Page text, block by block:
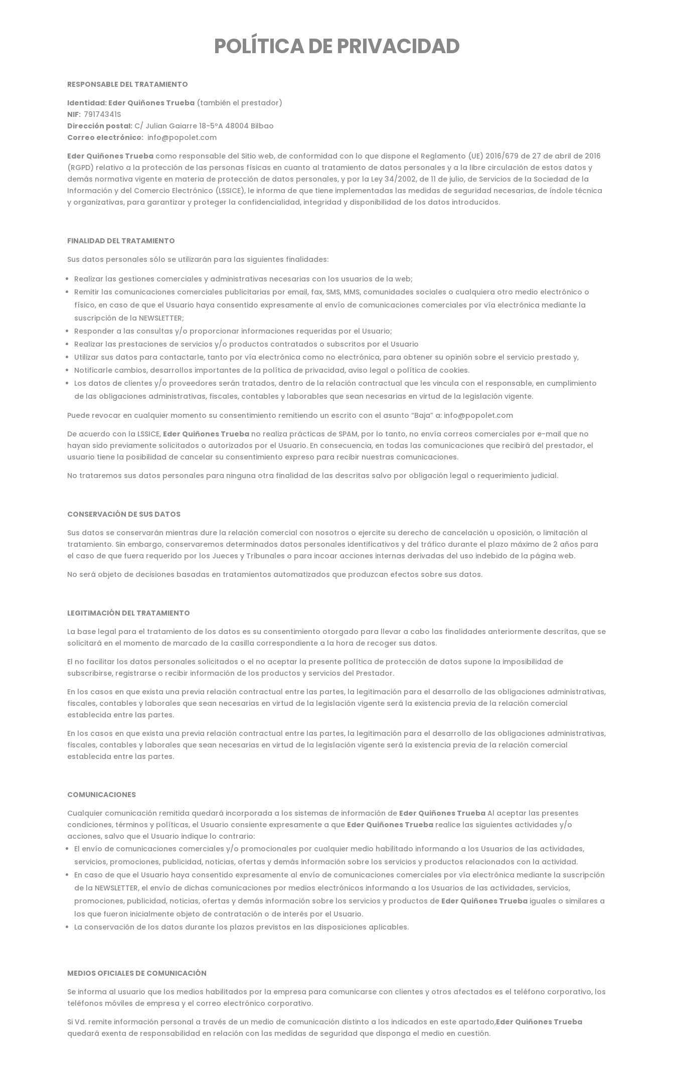
POLÍTICA DE PRIVACIDAD
RESPONSABLE DEL TRATAMIENTO
Identidad: Eder Quiñones Trueba (también el prestador)
NIF: 79174341S
Dirección postal: C/ Julian Gaiarre 18-5ºA 48004 Bilbao
Correo electrónico: info@popolet.com
Eder Quiñones Trueba como responsable del Sitio web, de conformidad con lo que dispone el Reglamento (UE) 2016/679 de 27 de abril de 2016
(RGPD) relativo a la protección de las personas físicas en cuanto al tratamiento de datos personales y a la libre circulación de estos datos y
demás normativa vigente en materia de protección de datos personales, y por la Ley 34/2002, de 11 de julio, de Servicios de la Sociedad de la
Información y del Comercio Electrónico (LSSICE), le informa de que tiene implementadas las medidas de seguridad necesarias, de índole técnica
y organizativas, para garantizar y proteger la confidencialidad, integridad y disponibilidad de los datos introducidos.
FINALIDAD DEL TRATAMIENTO
Sus datos personales sólo se utilizarán para las siguientes finalidades:
Realizar las gestiones comerciales y administrativas necesarias con los usuarios de la web;
Remitir las comunicaciones comerciales publicitarias por email, fax, SMS, MMS, comunidades sociales o cualquiera otro medio electrónico o
físico, en caso de que el Usuario haya consentido expresamente al envío de comunicaciones comerciales por vía electrónica mediante la
suscripción de la NEWSLETTER;
Responder a las consultas y/o proporcionar informaciones requeridas por el Usuario;
Realizar las prestaciones de servicios y/o productos contratados o subscritos por el Usuario
Utilizar sus datos para contactarle, tanto por vía electrónica como no electrónica, para obtener su opinión sobre el servicio prestado y,
Notificarle cambios, desarrollos importantes de la política de privacidad, aviso legal o política de cookies.
Los datos de clientes y/o proveedores serán tratados, dentro de la relación contractual que les vincula con el responsable, en cumplimiento
de las obligaciones administrativas, fiscales, contables y laborables que sean necesarias en virtud de la legislación vigente.
Puede revocar en cualquier momento su consentimiento remitiendo un escrito con el asunto “Baja” a: info@popolet.com
De acuerdo con la LSSICE, Eder Quiñones Trueba no realiza prácticas de SPAM, por lo tanto, no envía correos comerciales por e-mail que no
hayan sido previamente solicitados o autorizados por el Usuario. En consecuencia, en todas las comunicaciones que recibirá del prestador, el
usuario tiene la posibilidad de cancelar su consentimiento expreso para recibir nuestras comunicaciones.
No trataremos sus datos personales para ninguna otra finalidad de las descritas salvo por obligación legal o requerimiento judicial.
CONSERVACIÓN DE SUS DATOS
Sus datos se conservarán mientras dure la relación comercial con nosotros o ejercite su derecho de cancelación u oposición, o limitación al
tratamiento. Sin embargo, conservaremos determinados datos personales identificativos y del tráfico durante el plazo máximo de 2 años para
el caso de que fuera requerido por los Jueces y Tribunales o para incoar acciones internas derivadas del uso indebido de la página web.
No será objeto de decisiones basadas en tratamientos automatizados que produzcan efectos sobre sus datos.
LEGITIMACIÓN DEL TRATAMIENTO
La base legal para el tratamiento de los datos es su consentimiento otorgado para llevar a cabo las finalidades anteriormente descritas, que se
solicitará en el momento de marcado de la casilla correspondiente a la hora de recoger sus datos.
El no facilitar los datos personales solicitados o el no aceptar la presente política de protección de datos supone la imposibilidad de
subscribirse, registrarse o recibir información de los productos y servicios del Prestador.
En los casos en que exista una previa relación contractual entre las partes, la legitimación para el desarrollo de las obligaciones administrativas,
fiscales, contables y laborales que sean necesarias en virtud de la legislación vigente será la existencia previa de la relación comercial
establecida entre las partes.
En los casos en que exista una previa relación contractual entre las partes, la legitimación para el desarrollo de las obligaciones administrativas,
fiscales, contables y laborales que sean necesarias en virtud de la legislación vigente será la existencia previa de la relación comercial
establecida entre las partes.
COMUNICACIONES
Cualquier comunicación remitida quedará incorporada a los sistemas de información de Eder Quiñones Trueba Al aceptar las presentes
condiciones, términos y políticas, el Usuario consiente expresamente a que Eder Quiñones Trueba realice las siguientes actividades y/o
acciones, salvo que el Usuario indique lo contrario:
El envío de comunicaciones comerciales y/o promocionales por cualquier medio habilitado informando a los Usuarios de las actividades,
servicios, promociones, publicidad, noticias, ofertas y demás información sobre los servicios y productos relacionados con la actividad.
En caso de que el Usuario haya consentido expresamente al envío de comunicaciones comerciales por vía electrónica mediante la suscripción
de la NEWSLETTER, el envío de dichas comunicaciones por medios electrónicos informando a los Usuarios de las actividades, servicios,
promociones, publicidad, noticias, ofertas y demás información sobre los servicios y productos de Eder Quiñones Trueba iguales o similares a
los que fueron inicialmente objeto de contratación o de interés por el Usuario.
La conservación de los datos durante los plazos previstos en las disposiciones aplicables.
MEDIOS OFICIALES DE COMUNICACIÓN
Se informa al usuario que los medios habilitados por la empresa para comunicarse con clientes y otros afectados es el teléfono corporativo, los
teléfonos móviles de empresa y el correo electrónico corporativo.
Si Vd. remite información personal a través de un medio de comunicación distinto a los indicados en este apartado,Eder Quiñones Trueba
quedará exenta de responsabilidad en relación con las medidas de seguridad que disponga el medio en cuestión.